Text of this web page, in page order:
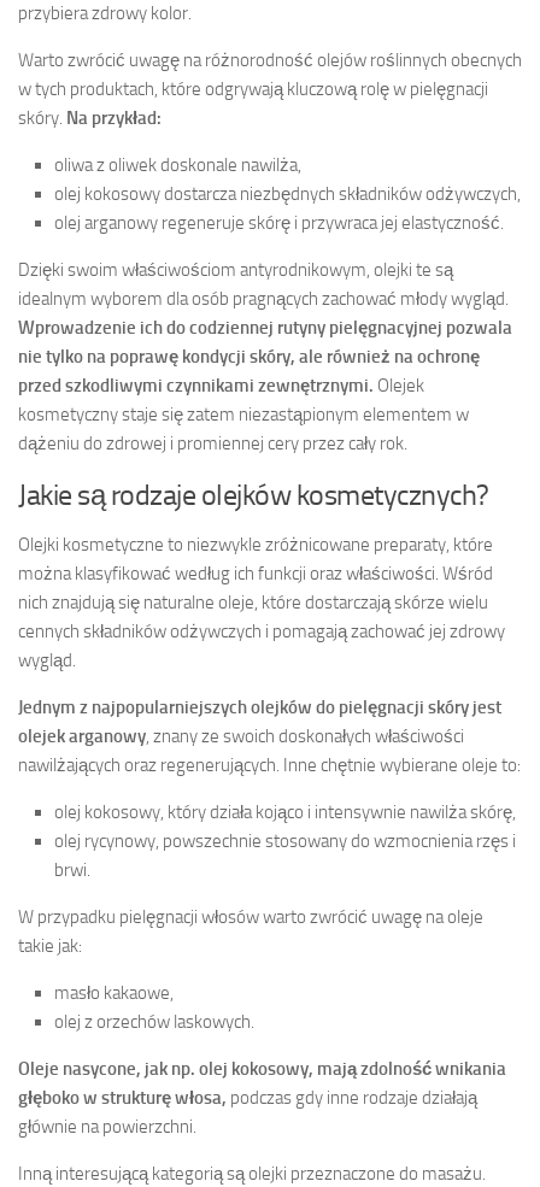
przybiera zdrowy kolor.
Warto zwrócić uwagę na różnorodność olejów roślinnych obecnych
w tych produktach, które odgrywają kluczową rolę w pielęgnacji
skóry. Na przykład:
oliwa z oliwek doskonale nawilża,
olej kokosowy dostarcza niezbędnych składników odżywczych,
olej arganowy regeneruje skórę i przywraca jej elastyczność.
Dzięki swoim właściwościom antyrodnikowym, olejki te są
idealnym wyborem dla osób pragnących zachować młody wygląd.
Wprowadzenie ich do codziennej rutyny pielęgnacyjnej pozwala
nie tylko na poprawę kondycji skóry, ale również na ochronę
przed szkodliwymi czynnikami zewnętrznymi. Olejek
kosmetyczny staje się zatem niezastąpionym elementem w
dążeniu do zdrowej i promiennej cery przez cały rok.
Jakie są rodzaje olejków kosmetycznych?
Olejki kosmetyczne to niezwykle zróżnicowane preparaty, które
można klasyfikować według ich funkcji oraz właściwości. Wśród
nich znajdują się naturalne oleje, które dostarczają skórze wielu
cennych składników odżywczych i pomagają zachować jej zdrowy
wygląd.
Jednym z najpopularniejszych olejków do pielęgnacji skóry jest
olejek arganowy, znany ze swoich doskonałych właściwości
nawilżających oraz regenerujących. Inne chętnie wybierane oleje to:
olej kokosowy, który działa kojąco i intensywnie nawilża skórę,
olej rycynowy, powszechnie stosowany do wzmocnienia rzęs i
brwi.
W przypadku pielęgnacji włosów warto zwrócić uwagę na oleje
takie jak:
masło kakaowe,
olej z orzechów laskowych.
Oleje nasycone, jak np. olej kokosowy, mają zdolność wnikania
głęboko w strukturę włosa, podczas gdy inne rodzaje działają
głównie na powierzchni.
Inną interesującą kategorią są olejki przeznaczone do masażu.